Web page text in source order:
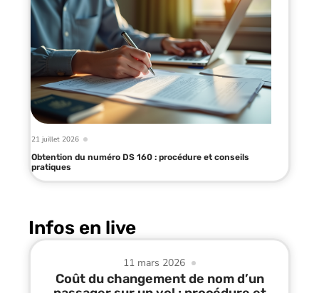
21 juillet 2026
Obtention du numéro DS 160 : procédure et conseils
pratiques
Infos en live
11 mars 2026
Coût du changement de nom d’un